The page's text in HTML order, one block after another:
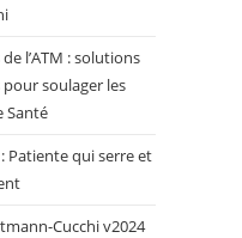
l’ATM : solutions
soulager les
Santé
Patiente qui serre et
Cucchi v2024